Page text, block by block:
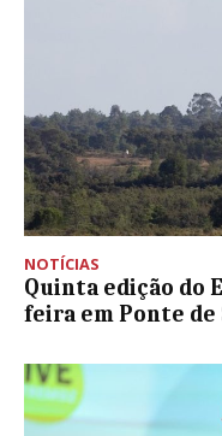
NOTÍCIAS
Quinta edição do
feira em Ponte de